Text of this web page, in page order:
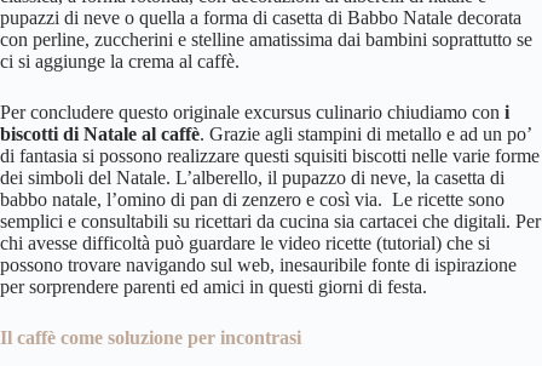
pupazzi di neve o quella a forma di casetta di Babbo Natale decorata
con perline, zuccherini e stelline amatissima dai bambini soprattutto se
ci si aggiunge la crema al caffè.
Per concludere questo originale excursus culinario chiudiamo con i
biscotti di Natale al caffè. Grazie agli stampini di metallo e ad un po’
di fantasia si possono realizzare questi squisiti biscotti nelle varie forme
dei simboli del Natale. L’alberello, il pupazzo di neve, la casetta di
babbo natale, l’omino di pan di zenzero e così via. Le ricette sono
semplici e consultabili su ricettari da cucina sia cartacei che digitali. Per
chi avesse difficoltà può guardare le video ricette (tutorial) che si
possono trovare navigando sul web, inesauribile fonte di ispirazione
per sorprendere parenti ed amici in questi giorni di festa.
Il caffè come soluzione per incontrasi